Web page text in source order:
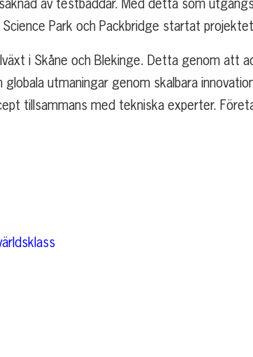
av testbäddar. Med detta som
Park och Packbridge startat
i Skåne och Blekinge. Detta genom
utmaningar genom skalbara
tillsammans med tekniska experter.